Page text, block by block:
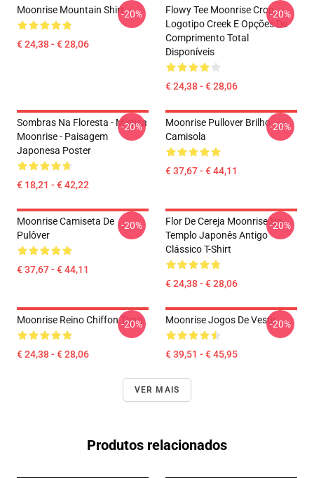
Moonrise Mountain Shirt
€ 24,38 - € 28,06
-20%
Flowy Tee Moonrise Crop
Logotipo Creek E Opções De
Comprimento Total
Disponíveis
€ 24,38 - € 28,06
-20%
Sombras Na Floresta - Mística
Moonrise - Paisagem
Japonesa Poster
€ 18,21 - € 42,22
-20%
Moonrise Pullover Brilho
Camisola
€ 37,67 - € 44,11
-20%
Moonrise Camiseta De
Pulôver
€ 37,67 - € 44,11
-20%
Flor De Cereja Moonrise No
Templo Japonês Antigo
Clássico T-Shirt
€ 24,38 - € 28,06
-20%
Moonrise Reino Chiffon Topo
€ 24,38 - € 28,06
-20% Moonrise Jogos De Vestir
€ 39,51 - € 45,95
-20%
VER MAIS
Produtos relacionados